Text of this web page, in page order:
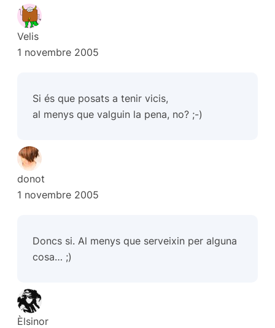
Velis
1 novembre 2005
Si és que posats a tenir vicis,
al menys que valguin la pena, no? ;-)
donot
1 novembre 2005
Doncs si. Al menys que serveixin per alguna
cosa… ;)
Èlsinor